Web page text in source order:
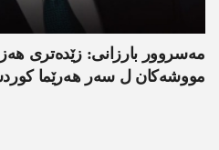
مەسروور بارزانی: زێدەتری
مووشەکان ل سەر ھەرێما